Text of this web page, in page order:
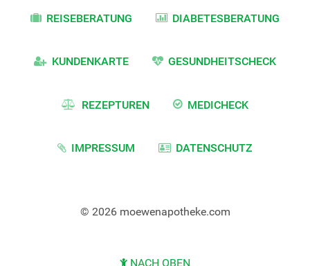
REISEBERATUNG DIABETESBERATUNG
KUNDENKARTE GESUNDHEITSCHECK
REZEPTUREN MEDICHECK
IMPRESSUM DATENSCHUTZ
© 2026 moewenapotheke.com
NACH OBEN